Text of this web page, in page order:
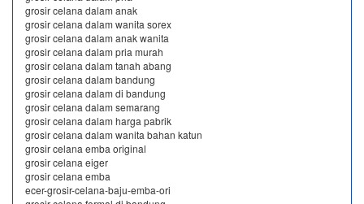
grosir celana dalam anak
grosir celana dalam wanita sorex
grosir celana dalam anak wanita
grosir celana dalam pria murah
grosir celana dalam tanah abang
grosir celana dalam bandung
grosir celana dalam di bandung
grosir celana dalam semarang
grosir celana dalam harga pabrik
grosir celana dalam wanita bahan katun
grosir celana emba original
grosir celana eiger
grosir celana emba
ecer-grosir-celana-baju-emba-ori